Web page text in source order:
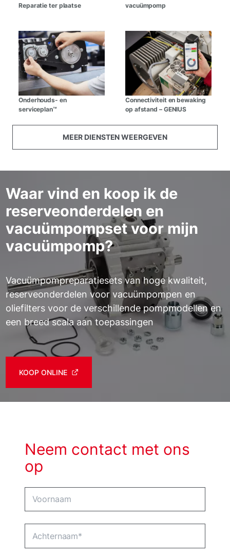
Reparatie ter plaatse
vacuümpomp
Onderhouds- en
serviceplan™
Connectiviteit en bewaking
op afstand – GENIUS
MEER DIENSTEN WEERGEVEN
Waar vind en koop ik de
reserveonderdelen en
vacuümpompset voor mijn
vacuümpomp?
Vacuümpompreparatiesets van hoge kwaliteit,
reserveonderdelen voor vacuümpompen en
oliefilters voor de verschillende pompmodellen en
een breed scala aan toepassingen
KOOP ONLINE
Neem contact met ons
op